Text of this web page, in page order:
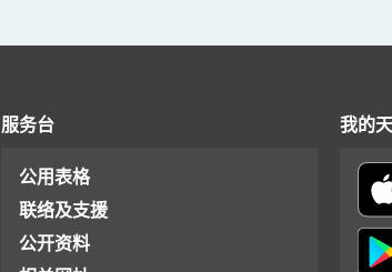
服务台
公用表格
联络及支援
公开资料
我的